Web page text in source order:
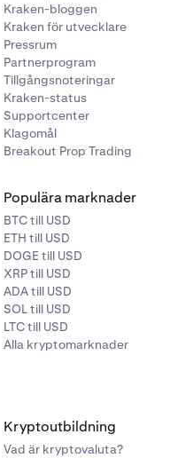
Kraken-bloggen
Kraken för utvecklare
Pressrum
Partnerprogram
Tillgångsnoteringar
Kraken-status
Supportcenter
Klagomål
Breakout Prop Trading
Populära marknader
BTC till USD
ETH till USD
DOGE till USD
XRP till USD
ADA till USD
SOL till USD
LTC till USD
Alla kryptomarknader
Kryptoutbildning
Vad är kryptovaluta?